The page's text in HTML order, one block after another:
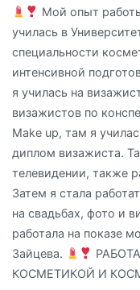
Мой опыт
училась в
специальности
интенсивной
я училась на
визажистов по
Make up, там я
диплом визажиста.
телевидении, также
Затем я стала
на свадьбах, фото и
работала на показе
Зайцева.
КОСМЕТИКОЙ И